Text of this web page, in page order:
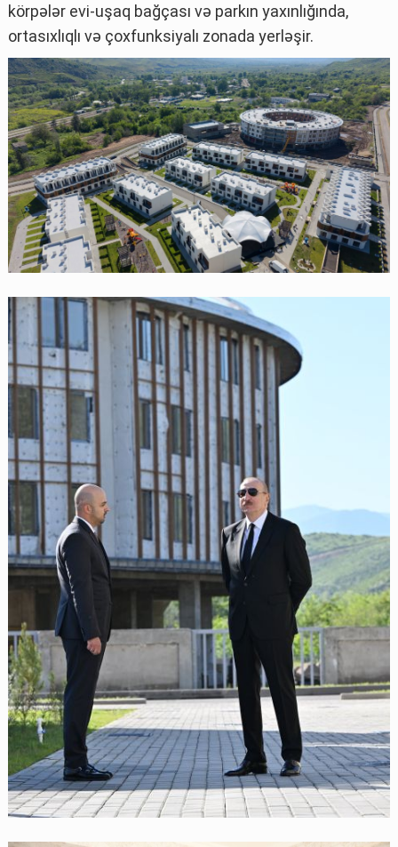
körpələr evi-uşaq bağçası və parkın yaxınlığında,
ortasıxlıqlı və çoxfunksiyalı zonada yerləşir.